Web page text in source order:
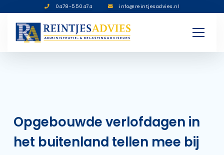
0478-550474 info@reintjesadvies.nl
Opgebouwde verlofdagen in
het buitenland tellen mee bij